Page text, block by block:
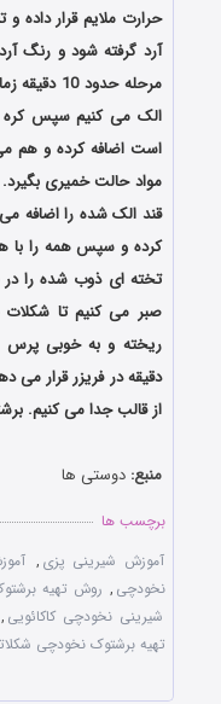
حرارت ملایم قرار
آرد گرفته شود و رنگ
مرحله
الک می کنیم سپس کره
است اضافه کرده و هم
مواد حالت خمیری بگیرد.
قند الک شده را اضافه
کرده و سپس همه را با
صبر می کنیم تا شکلات
دقیقه در فریزر قرار می
از قالب جدا می کنیم.
منبع: دوستی ها
برچسب ها
آموزش شیرینی پزی ,
نخودچی , روش تهیه
شیرینی نخودچی کاکائویی ,
تهیه برشتوک نخودچی